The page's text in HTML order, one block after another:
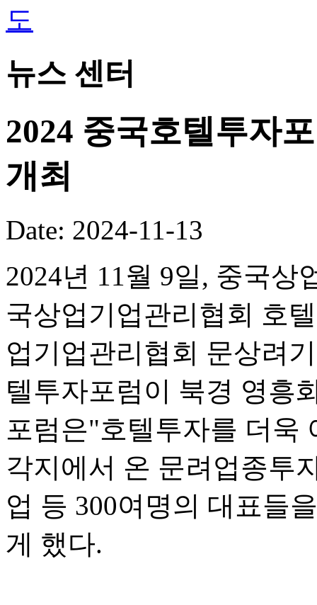
뉴스 센터
2024 중국호텔투자
개최
Date: 2024-11-13
2024년 11월 9일, 중국
국상업기업관리협회 호
업기업관리협회 문상려
텔투자포럼이 북경 영흥
포럼은"호텔투자를 더욱
각지에서 온 문려업종투
업 등 300여명의 대표들
게 했다.